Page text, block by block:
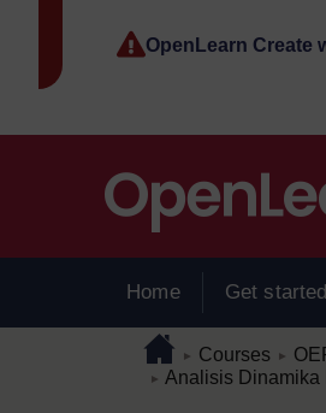
OpenLearn Create
Home Get started
Page pathHome
► Courses ►
► Analisis Dinamika